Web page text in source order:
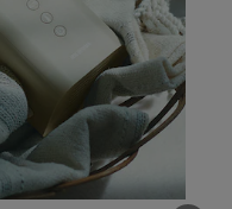
購入手続きへ